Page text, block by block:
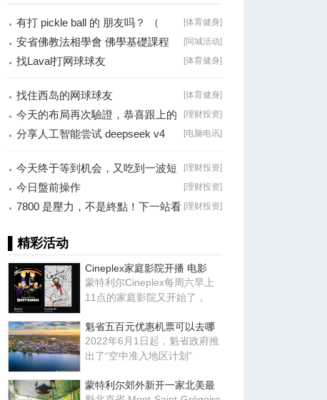
[体育健身]
有打 pickle ball 的 朋友吗？ （
Brossard
[同城活动]
安省佛教法相學會 佛學基礎課程
（第二十八
[体育健身]
找Laval打网球球友
[体育健身]
找住西岛的网球球友
[理财投资]
今天的布局再次驗證，恭喜跟上的
朋友！
[电脑电讯]
分享人工智能尝试 deepseek v4
falsh, 据说
[理财投资]
今天终于等到机会，又吃到一波短
线利润！
[理财投资]
今日盤前操作
[理财投资]
7800 是壓力，不是終點！下一站看
▌精彩活动
Cineplex家庭影院开播 电影
蒙特利尔Cineplex每周六早上
11点的家庭影院又开始了，
魁省五百元优惠机票可以去哪
2022年6月1日起，魁省政府推
出了“空中准入地区计划”
蒙特利尔郊外新开一家北美最